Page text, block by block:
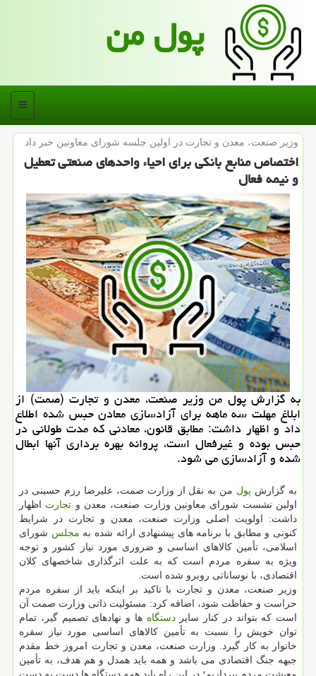
پول من
منو
وزیر صنعت، معدن و تجارت در اولین جلسه شورای معاونین خبر داد
اختصاص منابع بانكی برای احیاء واحدهای صنعتی تعطیل
و نیمه فعال
به گزارش پول من وزیر صنعت، معدن و تجارت (صمت) از
ابلاغ مهلت سه ماهه برای آزادسازی معادن حبس شده اطلاع
داد و اظهار داشت: مطابق قانون، معادنی كه مدت طولانی در
حبس بوده و غیرفعال است، پروانه بهره برداری آنها ابطال
شده و آزادسازی می شود.
به گزارش پول من به نقل از وزارت صمت، علیرضا رزم حسینی در
اولین نشست شورای معاونین وزارت صنعت، معدن و تجارت اظهار
داشت: اولویت اصلی وزارت صنعت، معدن و تجارت در شرایط
کنونی و مطابق با برنامه های پیشنهادی ارائه شده به مجلس شورای
اسلامی، تأمین کالاهای اساسی و ضروری مورد نیاز کشور و توجه
ویژه به سفره مردم است که به علت اثرگذاری شاخصهای کلان
اقتصادی، با نوساناتی روبرو شده است.
وزیر صنعت، معدن و تجارت با تاکید بر اینکه باید از سفره مردم
حراست و حفاظت شود، اضافه کرد: مسئولیت ذاتی وزارت صمت آن
است که بتواند در کنار سایردستگاه ها و نهادهای تصمیم گیر، تمام
توان خویش را نسبت به تأمین کالاهای اساسی مورد نیاز سفره
خانوار به کار گیرد. وزارت صنعت، معدن و تجارت امروز خط مقدم
جبهه جنگ اقتصادی می باشد و همه باید همدل و هم هدف، به تأمین
معیشت مردم بپردازیم؛ در این راه باید همه دستگاه ها دست به دست